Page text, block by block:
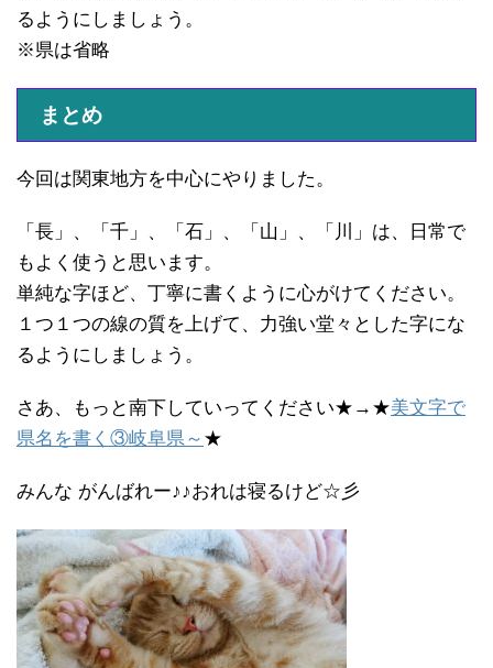
るようにしましょう。
※県は省略
まとめ
今回は関東地方を中心にやりました。
「長」、「千」、「石」、「山」、「川」は、日常で
もよく使うと思います。
単純な字ほど、丁寧に書くように心がけてください。
１つ１つの線の質を上げて、力強い堂々とした字にな
るようにしましょう。
さあ、もっと南下していってください★→★美文字で
県名を書く③岐阜県～ ★
みんな がんばれー♪♪おれは寝るけど☆彡